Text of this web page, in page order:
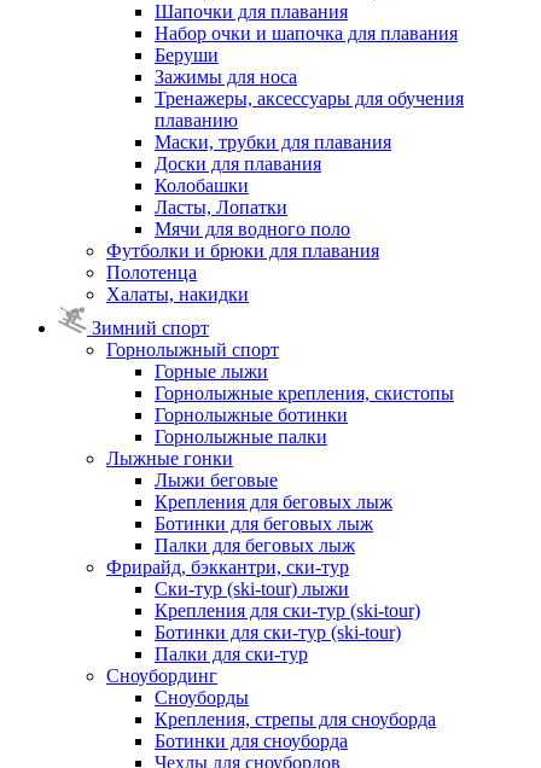
Шапочки для плавания
Набор очки и шапочка для плавания
Беруши
Зажимы для носа
Тренажеры, аксессуары для обучения
плаванию
Маски, трубки для плавания
Доски для плавания
Колобашки
Ласты, Лопатки
Мячи для водного поло
Футболки и брюки для плавания
Полотенца
Халаты, накидки
Зимний спорт
Горнолыжный спорт
Горные лыжи
Горнолыжные крепления, скистопы
Горнолыжные ботинки
Горнолыжные палки
Лыжные гонки
Лыжи беговые
Крепления для беговых лыж
Ботинки для беговых лыж
Палки для беговых лыж
Фрирайд, бэккантри, ски-тур
Ски-тур (ski-tour) лыжи
Крепления для ски-тур (ski-tour)
Ботинки для ски-тур (ski-tour)
Палки для ски-тур
Сноубординг
Сноуборды
Крепления, стрепы для сноуборда
Ботинки для сноуборда
Чехлы для сноубордов